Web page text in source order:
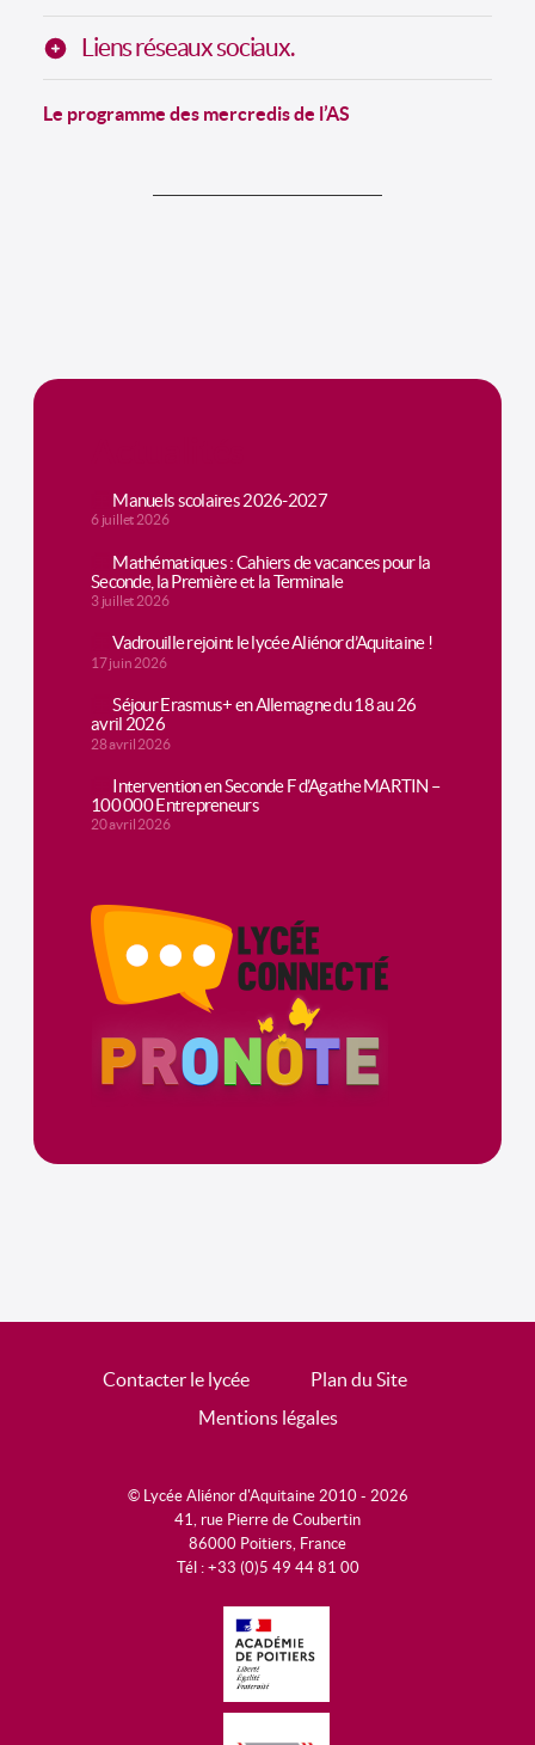
Liens réseaux sociaux.
Le programme des mercredis de l’AS
Manuels scolaires 2026-2027
6 juillet 2026
Mathématiques : Cahiers de vacances pour la
Seconde, la Première et la Terminale
3 juillet 2026
Vadrouille rejoint le lycée Aliénor d’Aquitaine !
17 juin 2026
Séjour Erasmus+ en Allemagne du 18 au 26
avril 2026
28 avril 2026
Intervention en Seconde F d’Agathe MARTIN –
100 000 Entrepreneurs
20 avril 2026
Contacter le lycée
Plan du Site
Mentions légales
© Lycée Aliénor d'Aquitaine 2010 - 2026
41, rue Pierre de Coubertin
86000 Poitiers, France
Tél : +33 (0)5 49 44 81 00